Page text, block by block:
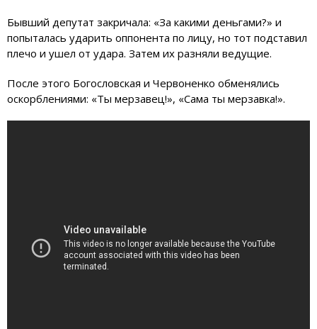
Бывший депутат закричала: «За какими деньгами?» и
попыталась ударить оппонента по лицу, но тот подставил
плечо и ушел от удара. Затем их разняли ведущие.
После этого Богословская и Червоненко обменялись
оскорблениями: «Ты мерзавец!», «Сама ты мерзавка!».